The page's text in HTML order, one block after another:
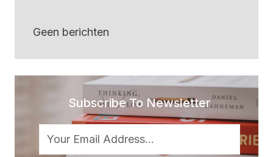
Geen berichten
Subscribe To Newsletter